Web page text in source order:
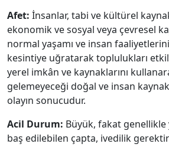
Afet: İnsanlar, tabi ve kültürel
ekonomik ve sosyal veya çevresel
normal yaşamı ve insan
kesintiye uğratarak toplulukları
yerel imkân ve kaynaklarını
gelemeyeceği doğal ve insan
olayın sonucudur.
Acil Durum: Büyük, fakat
baş edilebilen çapta, ivedilik